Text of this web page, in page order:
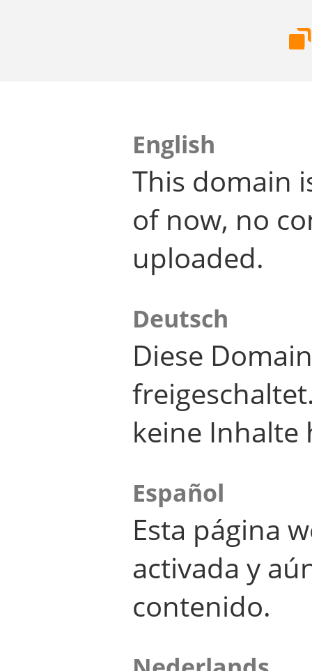
English
This domain
of now, no
uploaded.
Deutsch
Diese
keine Inhalte
Español
Esta página
activada y
contenido.